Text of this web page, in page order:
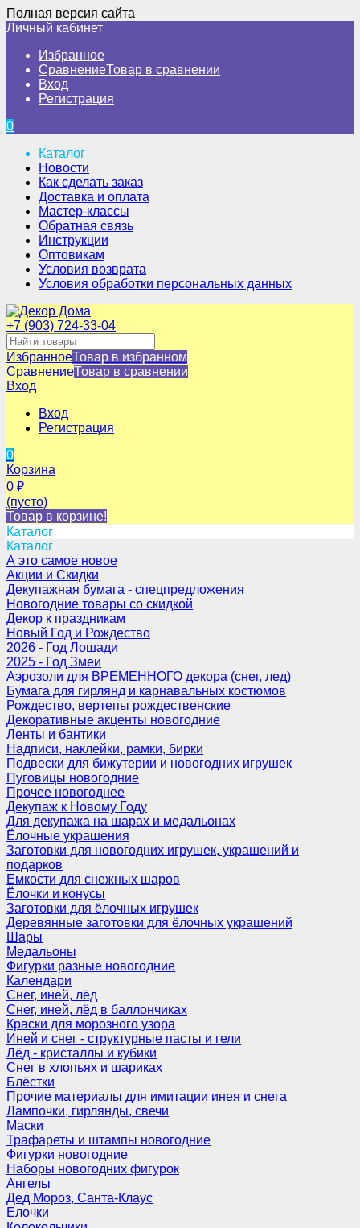
Полная версия сайта
Личный кабинет
Избранное
СравнениеТовар в сравнении
Вход
Регистрация
0
Каталог
Новости
Как сделать заказ
Доставка и оплата
Мастер-классы
Обратная связь
Инструкции
Оптовикам
Условия возврата
Условия обработки персональных данных
+7 (903) 724-33-04
ИзбранноеТовар в избранном
СравнениеТовар в сравнении
Вход
Вход
Регистрация
0
Корзина
0 ₽
(пусто)
Товар в корзине!
Каталог
Каталог
А это самое новое
Акции и Скидки
Декупажная бумага - спецпредложения
Новогодние товары со скидкой
Декор к праздникам
Новый Год и Рождество
2026 - Год Лошади
2025 - Год Змеи
Аэрозоли для ВРЕМЕННОГО декора (снег, лед)
Бумага для гирлянд и карнавальных костюмов
Рождество, вертепы рождественские
Декоративные акценты новогодние
Ленты и бантики
Надписи, наклейки, рамки, бирки
Подвески для бижутерии и новогодних игрушек
Пуговицы новогодние
Прочее новогоднее
Декупаж к Новому Году
Для декупажа на шарах и медальонах
Ёлочные украшения
Заготовки для новогодних игрушек, украшений и
подарков
Емкости для снежных шаров
Ёлочки и конусы
Заготовки для ёлочных игрушек
Деревянные заготовки для ёлочных украшений
Шары
Медальоны
Фигурки разные новогодние
Календари
Снег, иней, лёд
Снег, иней, лёд в баллончиках
Краски для морозного узора
Иней и снег - структурные пасты и гели
Лёд - кристаллы и кубики
Снег в хлопьях и шариках
Блёстки
Прочие материалы для имитации инея и снега
Лампочки, гирлянды, свечи
Маски
Трафареты и штампы новогодние
Фигурки новогодние
Наборы новогодних фигурок
Ангелы
Дед Мороз, Санта-Клаус
Елочки